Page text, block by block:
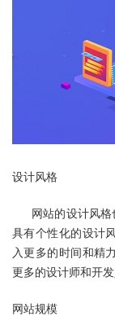
设计风格
网站的设计风格
具有个性化的设计
入更多的时间和精
更多的设计师和开
网站规模